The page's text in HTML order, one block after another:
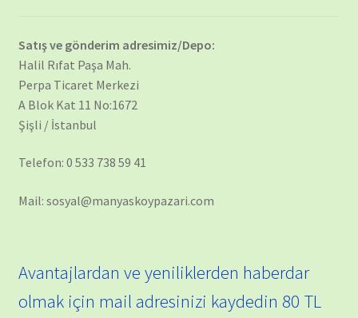
Satış ve gönderim adresimiz/Depo:
Halil Rıfat Paşa Mah.
Perpa Ticaret Merkezi
A Blok Kat 11 No:1672
Şişli / İstanbul
Telefon: 0 533 738 59 41
Mail: sosyal@manyaskoypazari.com
Avantajlardan ve yeniliklerden haberdar
olmak için mail adresinizi kaydedin 80 TL